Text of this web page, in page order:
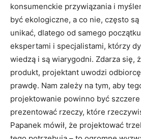
konsumenckie przywiązania i
być ekologiczne, a co nie, często
unikać, dlatego od samego
ekspertami i specjalistami, którzy
wiedzą i są wiarygodni. Zdarza się,
produkt, projektant uwodzi
prawdę. Nam zależy na tym, aby
projektowanie powinno być
prezentować rzeczy, które
Papanek mówił, że projektować